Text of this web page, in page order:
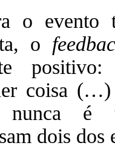
o evento
o
positivo:
coisa (…)
nunca é
dois dos